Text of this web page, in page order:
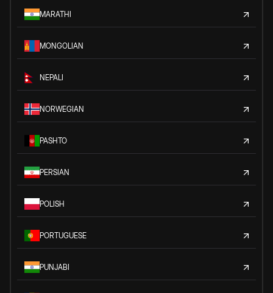
MARATHI
MONGOLIAN
NEPALI
NORWEGIAN
PASHTO
PERSIAN
POLISH
PORTUGUESE
PUNJABI